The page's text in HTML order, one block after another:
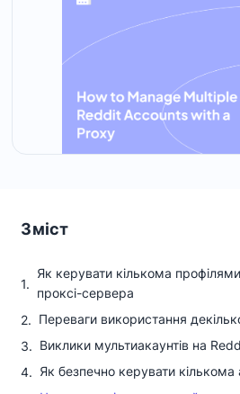
Зміст
Як керувати кількома
проксі-сервера
Переваги використання
Виклики мультиакаунтів на
Як безпечно керувати